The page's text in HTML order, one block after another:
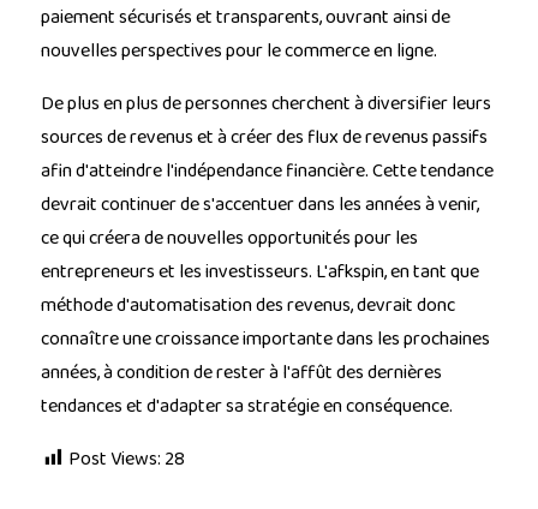
paiement sécurisés et transparents, ouvrant ainsi de
nouvelles perspectives pour le commerce en ligne.
De plus en plus de personnes cherchent à diversifier leurs
sources de revenus et à créer des flux de revenus passifs
afin d'atteindre l'indépendance financière. Cette tendance
devrait continuer de s'accentuer dans les années à venir,
ce qui créera de nouvelles opportunités pour les
entrepreneurs et les investisseurs. L'afkspin, en tant que
méthode d'automatisation des revenus, devrait donc
connaître une croissance importante dans les prochaines
années, à condition de rester à l'affût des dernières
tendances et d'adapter sa stratégie en conséquence.
Post Views: 28